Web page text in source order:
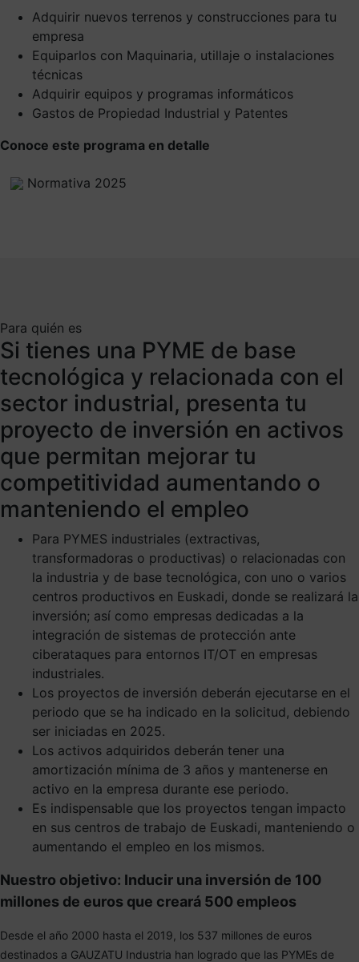
Adquirir nuevos terrenos y construcciones para tu
empresa
Equiparlos con Maquinaria, utillaje o instalaciones
técnicas
Adquirir equipos y programas informáticos
Gastos de Propiedad Industrial y Patentes
Conoce este programa en detalle
Normativa 2025
Para quién es
Si tienes una PYME de base
tecnológica y relacionada con el
sector industrial, presenta tu
proyecto de inversión en activos
que permitan mejorar tu
competitividad aumentando o
manteniendo el empleo
Para PYMES industriales (extractivas,
transformadoras o productivas) o relacionadas con
la industria y de base tecnológica, con uno o varios
centros productivos en Euskadi, donde se realizará la
inversión; así como empresas dedicadas a la
integración de sistemas de protección ante
ciberataques para entornos IT/OT en empresas
industriales.
Los proyectos de inversión deberán ejecutarse en el
periodo que se ha indicado en la solicitud, debiendo
ser iniciadas en 2025.
Los activos adquiridos deberán tener una
amortización mínima de 3 años y mantenerse en
activo en la empresa durante ese periodo.
Es indispensable que los proyectos tengan impacto
en sus centros de trabajo de Euskadi, manteniendo o
aumentando el empleo en los mismos.
Nuestro objetivo: Inducir una inversión de 100
millones de euros que creará 500 empleos
Desde el año 2000 hasta el 2019, los 537 millones de euros
destinados a GAUZATU Industria han logrado que las PYMEs de